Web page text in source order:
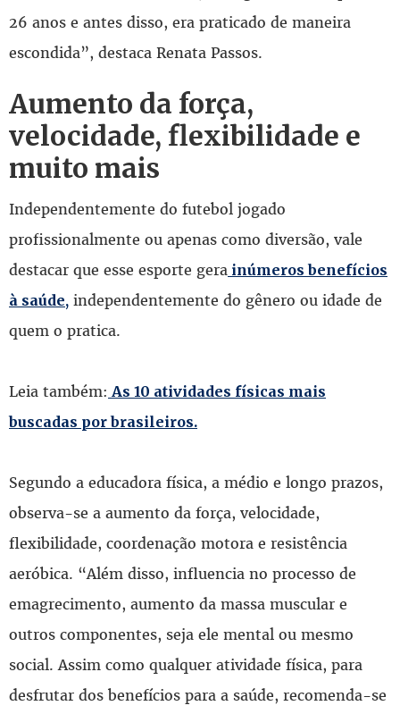
26 anos e antes disso, era praticado de maneira
escondida”, destaca Renata Passos.
Aumento da força,
velocidade, flexibilidade e
muito mais
Independentemente do futebol jogado
profissionalmente ou apenas como diversão, vale
destacar que esse esporte gera inúmeros benefícios
à saúde, independentemente do gênero ou idade de
quem o pratica.
Leia também: As 10 atividades físicas mais
buscadas por brasileiros.
Segundo a educadora física, a médio e longo prazos,
observa-se a aumento da força, velocidade,
flexibilidade, coordenação motora e resistência
aeróbica. “Além disso, influencia no processo de
emagrecimento, aumento da massa muscular e
outros componentes, seja ele mental ou mesmo
social. Assim como qualquer atividade física, para
desfrutar dos benefícios para a saúde, recomenda-se